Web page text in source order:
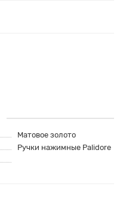
Матовое золото
Ручки нажимные Palidore